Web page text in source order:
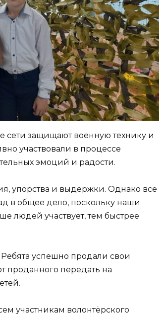
сети защищают военную технику и
участвовали в процессе
эмоций и радости.
упорства и выдержки. Однако все
в общее дело, поскольку наши
людей участвует, тем быстрее
успешно продали свои
проданного передать на
участникам волонтёрского